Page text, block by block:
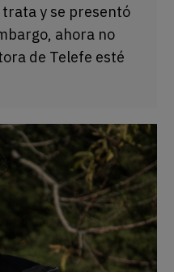
y se presentó
ahora no
de Telefe esté